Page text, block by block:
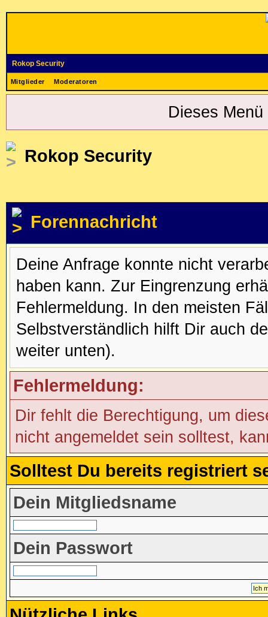
Rokop Security
Mitglieder Moderatoren
Dieses
Rokop Security
Forennachricht
Deine Anfrage konnte nicht
haben kann. Zur Eingrenzung
Fehlermeldung. In den meisten
Selbstverständlich hilft Dir auch
weiter unten).
Fehlermeldung:
Dir fehlt die Berechtigung, um
nicht angemeldet sein solltest,
Solltest Du bereits registriert
Dein Mitgliedsname
Dein Passwort